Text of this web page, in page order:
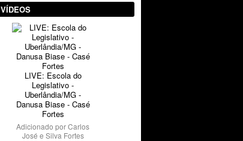
VÍDEOS
LIVE: Escola do
Legislativo -
Uberlândia/MG -
Danusa Biase - Casé
Fortes
Adicionado porCarlos
José e Silva Fortes